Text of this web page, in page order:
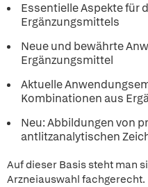
Essentielle Aspekte für
Ergänzungsmittels
Neue und bewährte
Ergänzungsmittel
Aktuelle
Kombinationen aus
Neu: Abbildungen von
antlitzanalytischen
Auf dieser Basis steht man
Arzneiauswahl fachgerecht.